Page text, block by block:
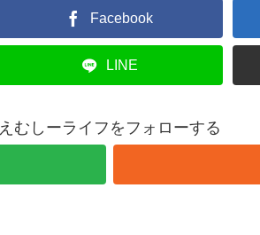
Facebook
LINE
えむしーライフをフォローする